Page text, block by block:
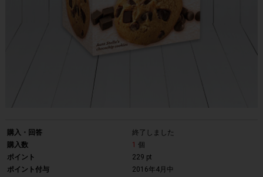
購入・回答
終了しました
購入数
1 個
ポイント
229 pt
ポイント付与
2016年4月中